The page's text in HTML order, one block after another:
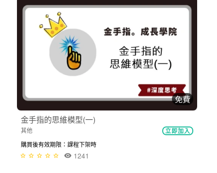
免費
金手指的思維模型(一)
其他 立即加入
購買後有效期限：課程下架時
1241